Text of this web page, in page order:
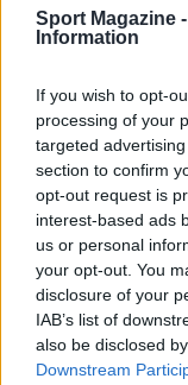
Sport Magazine -
Information
If you wish to opt-
processing of your
targeted
section to confirm
opt-out request is
interest-based ads
us or personal
your opt-out. You
disclosure of your
IAB’s list of
also be disclosed
Downstream
tentativi di
esperienza
richiedono
è un equilibrio
termine e
In sintesi, tra il
panorama del
settimane
stanno
la prossima
questi sviluppi